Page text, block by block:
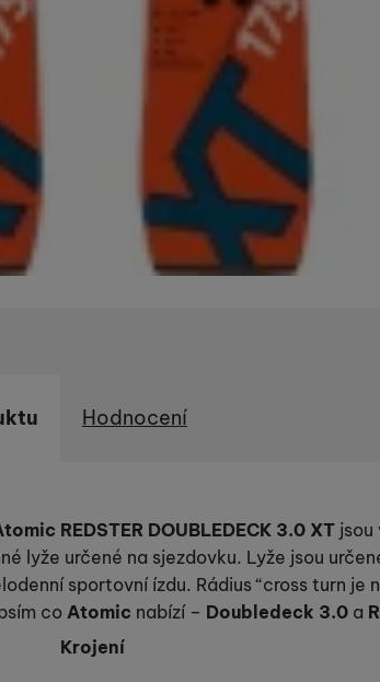
Hodnocení
REDSTER DOUBLEDECK 3.0 XT jsou
lyže určené na sjezdovku. Lyže jsou
sportovní ízdu. Rádius “cross turn je
co Atomic nabízí – Doubledeck 3.0 a
Krojení